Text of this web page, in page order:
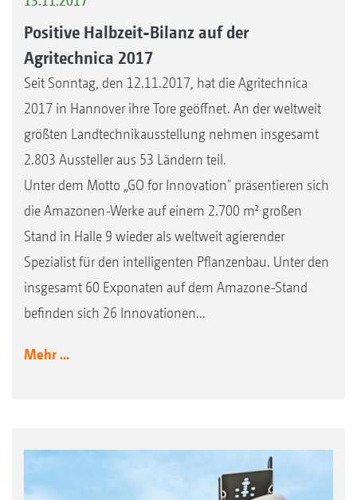
Positive Halbzeit-Bilanz auf der
Agritechnica 2017
Seit Sonntag, den 12.11.2017, hat die Agritechnica
2017 in Hannover ihre Tore geöffnet. An der weltweit
größten Landtechnikausstellung nehmen insgesamt
2.803 Aussteller aus 53 Ländern teil.
Unter dem Motto „GO for Innovation" präsentieren sich
die Amazonen-Werke auf einem 2.700 m² großen
Stand in Halle 9 wieder als weltweit agierender
Spezialist für den intelligenten Pflanzenbau. Unter den
insgesamt 60 Exponaten auf dem Amazone-Stand
befinden sich 26 Innovationen...
Mehr ...